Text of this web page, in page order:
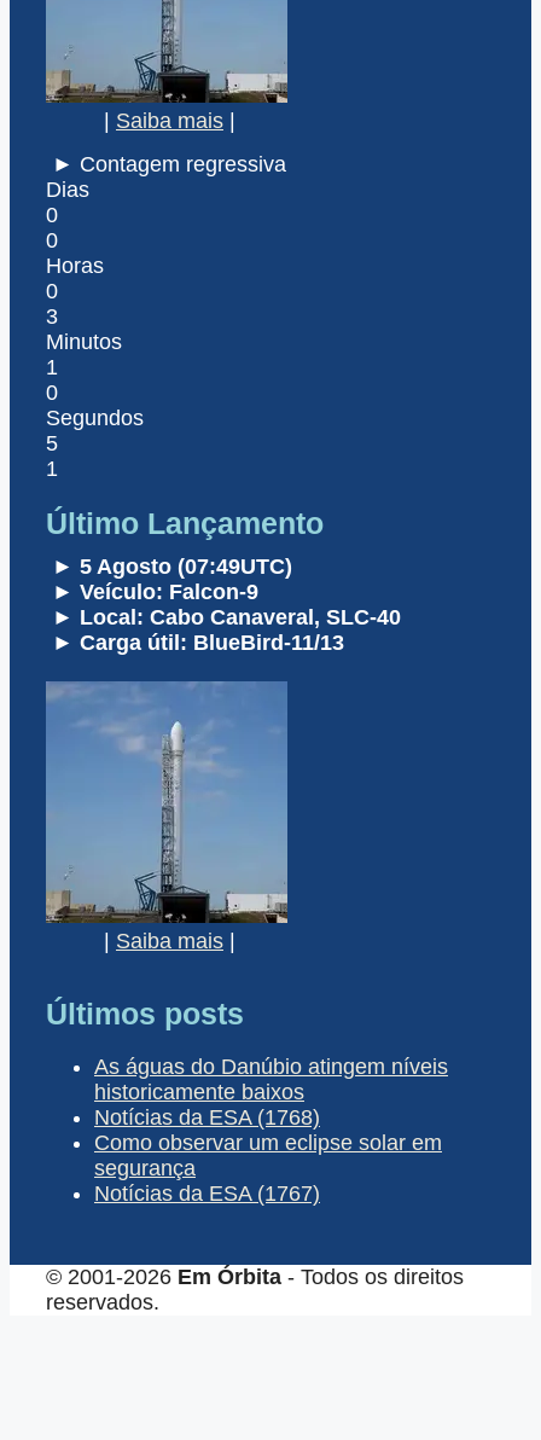
Saiba mais
► Contagem regressiva
Dias
0
0
Horas
0
3
Minutos
1
0
Segundos
5
1
Último Lançamento
► 5 Agosto (07:49UTC)
► Veículo: Falcon-9
► Local: Cabo Canaveral, SLC-40
► Carga útil: BlueBird-11/13
| Saiba mais |
Últimos posts
As águas do Danúbio atingem níveis
historicamente baixos
Notícias da ESA (1768)
Como observar um eclipse solar em
segurança
Notícias da ESA (1767)
© 2001-2026 Em Órbita - Todos os direitos
reservados.